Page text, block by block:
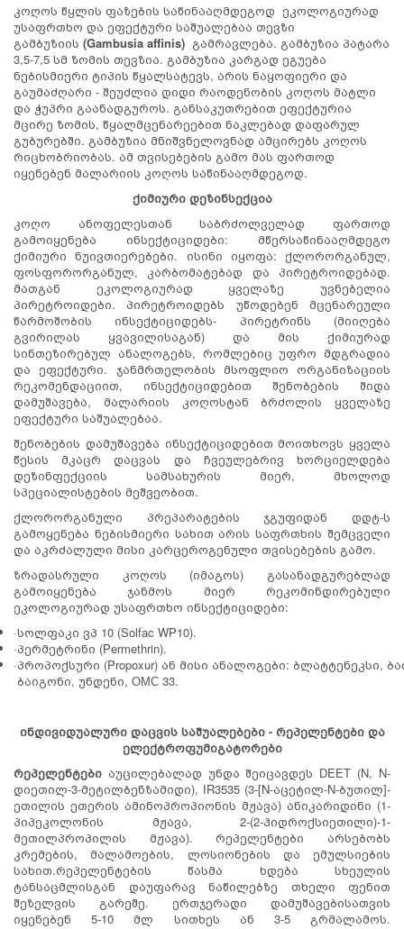
კოღოს წყლის ფაზების საწინააღმდეგოდ ეკოლოგიურად
უსაფრთხო და ეფექტური საშუალებაა თევზი
გამბუზიის (Gambusia affinis) გამრავლება. გამბუზია პატარა
3,5-7,5 სმ ზომის თევზია. გამბუზია კარგად ეგუება
ნებისმიერი ტიპის წყალსატევს, არის ნაყოფიერი და
გაუმაძღარი - შეუძლია დიდი რაოდენობის კოღოს მატლი
და ჭუპრი გაანადგუროს. განსაკუთრებით ეფექტურია
მცირე ზომის, წყალმცენარეებით ნაკლებად დაფარულ
გუბურებში. გამბუზია მნიშვნელოვნად ამცირებს კოღოს
რიცხობრიობას. ამ თვისებების გამო მას ფართოდ
იყენებენ მალარიის კოღოს საწინააღმდეგოდ.
ქიმიური დეზინსექცია
კოღო ანოფელესთან საბრძოლველად ფართოდ
გამოიყენება ინსექტიციდები: მწერსაწინააღმდეგო
ქიმიური ნუივთიერებები. ისინი იყოფა: ქლორორგანულ,
ფოსფორორგანულ, კარბომატებად და პირეტროიდებად.
მათგან ეკოლოგიურად ყველაზე უვნებელია
პირეტროიდები. პირეტროიდებს უწოდებენ მცენარეული
წარმოშობის ინსექტიციდებს- პირეტრინს (მიიღება
გვირილას ყვავილისაგან) და მის ქიმიურად
სინთეზირებულ ანალოგებს, რომლებიც უფრო მდგრადია
და ეფექტური. ჯანმრთელობის მსოფლიო ორგანიზაციის
რეკომენდაციით, ინსექტიციდებით შენობების შიდა
დამუშავება, მალარიის კოღოსტან ბრძოლის ყველაზე
ეფექტური საშუალებაა.
შენობების დამუშავება ინსექტიციდებით მოითხოვს ყველა
წესის მკაცრ დაცვას და ჩვეულებრივ ხორციელდება
დეზინფექციის სამსახურის მიერ, მხოლოდ
სპეციალისტების მეშვეობით.
ქლორორგანული პრეპარატების ჯგუფიდან დდტ-ს
გამოყენება ნებისმიერი სახით არის საფრთხის შემცველი
და აკრძალული მისი კარცეროგენული თვისებების გამო.
ზრადასრული კოღოს (იმაგოს) გასანადგურებლად
გამოიყენება ჯანმოს მიერ რეკომინდირებული
ეკოლოგიურად უსაფრთხო ინსექტიციდები:
·სოლფაკი ვპ 10 (Solfac WP10).
·პერმეტრინი (Permethrin).
·პროპოქსური (Propoxur) ან მისი ანალოგები: ბლატტენეკსი,
ბაიგონი, უნდენი, ОМС 33.
ინდივიდუალური დაცვის საშუალებები - რეპელენტები და
ელექტროფუმიგატორები
რეპელენტები აუცილებალად უნდა შეიცავდეს DEET (N, N-
დიეთილ-3-მეტილბენზამიდი), IR3535 (3-[N-აცეტილ-N-ბუთილ]-
ეთილის ეთერის ამინოპროპიონის მჟავა) ანიკარიდინი (1-
პიპეკოლონის მჟავა, 2-(2-ჰიდროქსიეთილი)-1-
მეთილპროპილის მჟავა). რეპელენტები არსებობს
კრემების, მალამოების, ლოსიონების და ემულსიების
სახით.რეპელენტების წასმა ხდება სხეულის
ტანსაცმლისგან დაუფარავ ნაწილებზე თხელი ფენით
შეზელვის გარეშე. ერთჯერადი დამუშავებისათვის
იყენებენ 5-10 მლ სითხეს ან 3-5 გრმალამოს.